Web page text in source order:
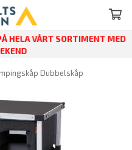
HELA VÅRT SORTIMENT MED
Dubbelskåp